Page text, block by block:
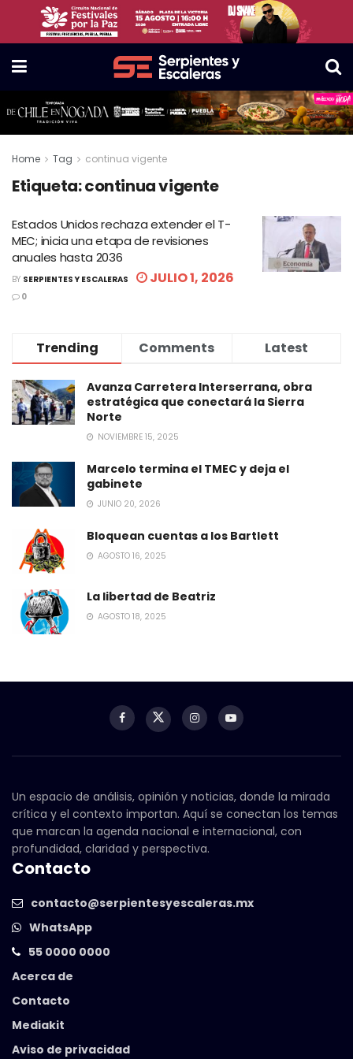
Home Tag continua vigente
Etiqueta:continua vigente
Estados Unidos rechaza extender el T-
MEC; inicia una etapa de revisiones
anuales hasta 2036
BY SERPIENTES Y ESCALERAS JULIO 1, 2026
0
Trending Comments Latest
Avanza Carretera Interserrana, obra
estratégica que conectará la Sierra
Norte
NOVIEMBRE 15, 2025
Marcelo termina el TMEC y deja el
gabinete
JUNIO 20, 2026
Bloquean cuentas a los Bartlett
AGOSTO 16, 2025
La libertad de Beatriz
AGOSTO 18, 2025
Un espacio de análisis, opinión y noticias, donde la mirada
crítica y el contexto importan. Aquí se conectan los temas
que marcan la agenda nacional e internacional, con
profundidad, claridad y perspectiva.
Contacto
contacto@serpientesyescaleras.mx
WhatsApp
55 0000 0000
Acerca de
Contacto
Mediakit
Aviso de privacidad